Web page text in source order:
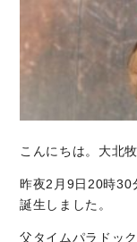
こんにちは。大北
昨夜2月9日20時30
誕生しました。
父タイムパラドッ